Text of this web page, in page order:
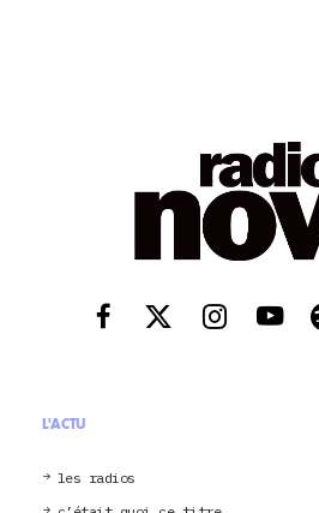
L'ACTU
les radios